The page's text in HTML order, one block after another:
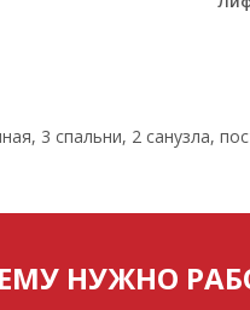
3 спальни, 2 санузла,
НУЖНО